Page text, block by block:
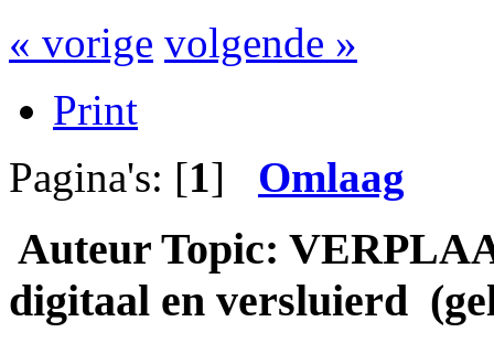
« vorige volgende »
Print
Pagina's: [1] Omlaag
Auteur Topic:
digitaal en versluierd